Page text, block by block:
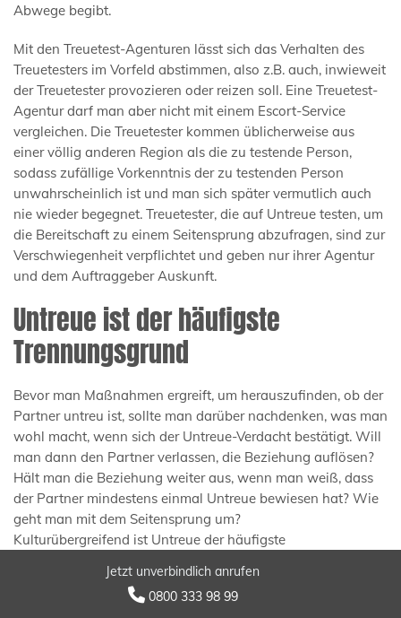
Jetzt unverbindlich anrufen
0800 333 98 99
Abwege begibt.
Mit den Treuetest-Agenturen lässt sich das Verhalten des
Treuetesters im Vorfeld abstimmen, also z.B. auch, inwieweit
der Treuetester provozieren oder reizen soll. Eine Treuetest-
Agentur darf man aber nicht mit einem Escort-Service
vergleichen. Die Treuetester kommen üblicherweise aus
einer völlig anderen Region als die zu testende Person,
sodass zufällige Vorkenntnis der zu testenden Person
unwahrscheinlich ist und man sich später vermutlich auch
nie wieder begegnet. Treuetester, die auf Untreue testen, um
die Bereitschaft zu einem Seitensprung abzufragen, sind zur
Verschwiegenheit verpflichtet und geben nur ihrer Agentur
und dem Auftraggeber Auskunft.
Untreue ist der häufigste
Trennungsgrund
Bevor man Maßnahmen ergreift, um herauszufinden, ob der
Partner untreu ist, sollte man darüber nachdenken, was man
wohl macht, wenn sich der Untreue-Verdacht bestätigt. Will
man dann den Partner verlassen, die Beziehung auflösen?
Hält man die Beziehung weiter aus, wenn man weiß, dass
der Partner mindestens einmal Untreue bewiesen hat? Wie
geht man mit dem Seitensprung um?
Kulturübergreifend ist Untreue der häufigste
daran, dass der betrogene Partner es oft nicht weiter in der
Beziehung aushält und glaubt, einen Anspruch zu haben,